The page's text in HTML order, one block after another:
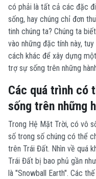
có phải là tất cả các đặc
sống, hay chúng chỉ đơn
tinh chúng ta? Chúng ta
vào những đặc tính này,
cách khác để xây dựng
trợ sự sống trên những
Các quá trình có
sống trên những
Trong Hệ Mặt Trời, có vô
số trong số chúng có thể
trên Trái Đất. Nhìn về quá
Trái Đất bị bao phủ gần
là "Snowball Earth". Các